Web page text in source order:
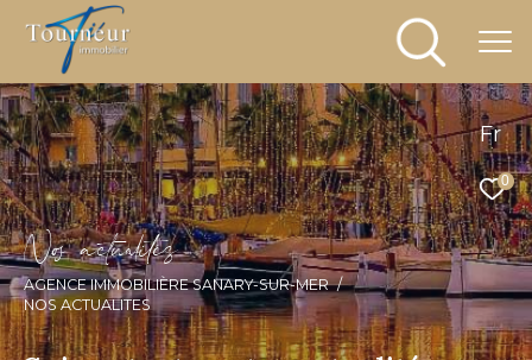
Fr
0
No actuaiés
AGENCE IMMOBILIÈRE SANARY-SUR-MER
NOS ACTUALITES